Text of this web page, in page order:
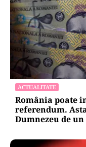
ACTUALITATE
România poate
referendum.
Dumnezeu de